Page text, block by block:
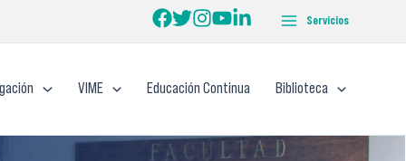
Servicios
VIME Educación Continua Biblioteca